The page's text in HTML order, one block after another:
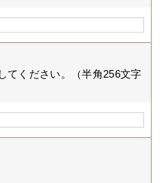
てください。（半角256文字